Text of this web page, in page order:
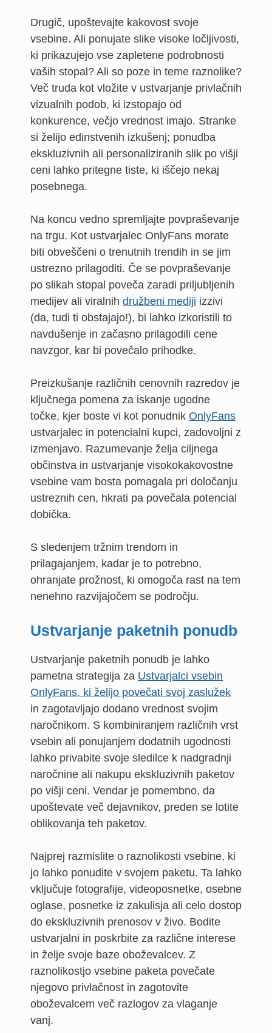
Drugič, upoštevajte kakovost svoje
vsebine. Ali ponujate slike visoke ločljivosti,
ki prikazujejo vse zapletene podrobnosti
vaših stopal? Ali so poze in teme raznolike?
Več truda kot vložite v ustvarjanje privlačnih
vizualnih podob, ki izstopajo od
konkurence, večjo vrednost imajo. Stranke
si želijo edinstvenih izkušenj; ponudba
ekskluzivnih ali personaliziranih slik po višji
ceni lahko pritegne tiste, ki iščejo nekaj
posebnega.
Na koncu vedno spremljajte povpraševanje
na trgu. Kot ustvarjalec OnlyFans morate
biti obveščeni o trenutnih trendih in se jim
ustrezno prilagoditi. Če se povpraševanje
po slikah stopal poveča zaradi priljubljenih
medijev ali viralnih družbeni mediji izzivi
(da, tudi ti obstajajo!), bi lahko izkoristili to
navdušenje in začasno prilagodili cene
navzgor, kar bi povečalo prihodke.
Preizkušanje različnih cenovnih razredov je
ključnega pomena za iskanje ugodne
točke, kjer boste vi kot ponudnik OnlyFans
ustvarjalec in potencialni kupci, zadovoljni z
izmenjavo. Razumevanje želja ciljnega
občinstva in ustvarjanje visokokakovostne
vsebine vam bosta pomagala pri določanju
ustreznih cen, hkrati pa povečala potencial
dobička.
S sledenjem tržnim trendom in
prilagajanjem, kadar je to potrebno,
ohranjate prožnost, ki omogoča rast na tem
nenehno razvijajočem se področju.
Ustvarjanje paketnih ponudb
Ustvarjanje paketnih ponudb je lahko
pametna strategija za Ustvarjalci vsebin
OnlyFans, ki želijo povečati svoj zaslužek
in zagotavljajo dodano vrednost svojim
naročnikom. S kombiniranjem različnih vrst
vsebin ali ponujanjem dodatnih ugodnosti
lahko privabite svoje sledilce k nadgradnji
naročnine ali nakupu ekskluzivnih paketov
po višji ceni. Vendar je pomembno, da
upoštevate več dejavnikov, preden se lotite
oblikovanja teh paketov.
Najprej razmislite o raznolikosti vsebine, ki
jo lahko ponudite v svojem paketu. Ta lahko
vključuje fotografije, videoposnetke, osebne
oglase, posnetke iz zakulisja ali celo dostop
do ekskluzivnih prenosov v živo. Bodite
ustvarjalni in poskrbite za različne interese
in želje svoje baze oboževalcev. Z
raznolikostjo vsebine paketa povečate
njegovo privlačnost in zagotovite
oboževalcem več razlogov za vlaganje
vanj.